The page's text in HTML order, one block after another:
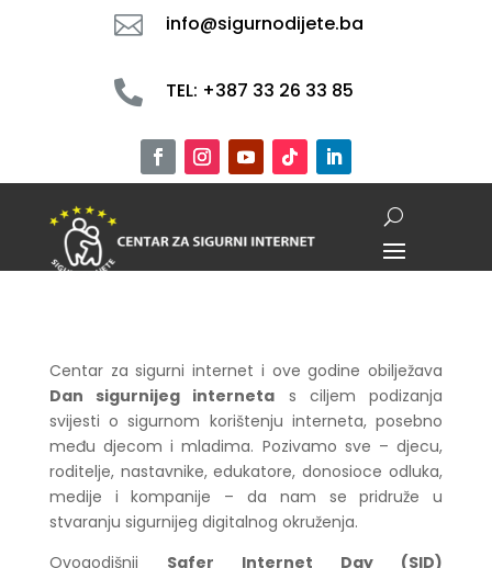
 info@sigurnodijete.ba
 TEL: +387 33 26 33 85
Centar za sigurni internet i ove godine obilježava
Dan sigurnijeg interneta s ciljem podizanja
svijesti o sigurnom korištenju interneta, posebno
među djecom i mladima. Pozivamo sve – djecu,
roditelje, nastavnike, edukatore, donosioce odluka,
medije i kompanije – da nam se pridruže u
stvaranju sigurnijeg digitalnog okruženja.
Ovogodišnji Safer Internet Day (SID)